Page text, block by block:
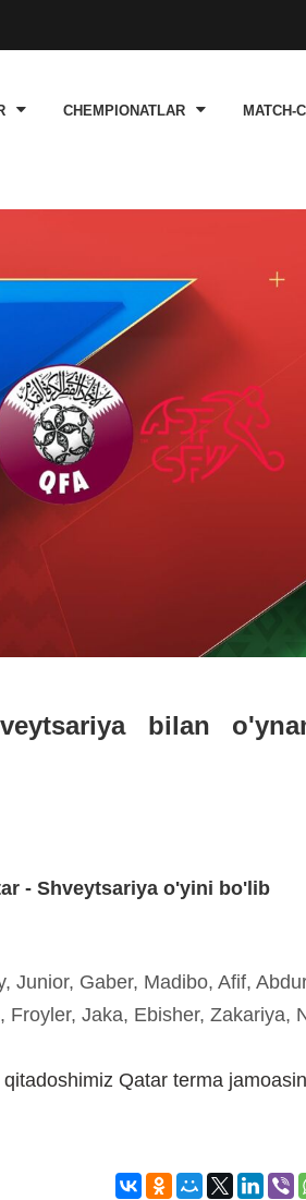
CHEMPIONATLAR MATCH-
bilan
- Shveytsariya o'yini bo'lib
Junior, Gaber, Madibo, Afif,
Jaka, Ebisher, Zakariya,
Qatar terma